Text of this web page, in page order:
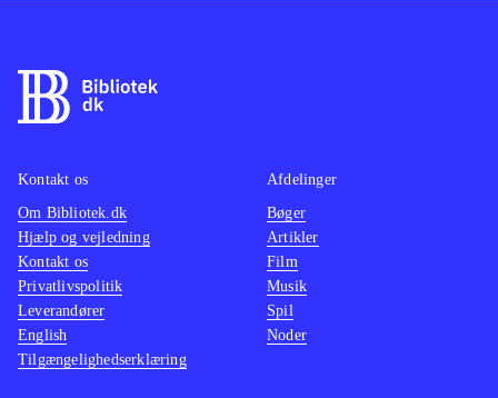
Kontakt os
Om Bibliotek.dk
Hjælp og vejledning
Kontakt os
Privatlivspolitik
Leverandører
English
Tilgængelighedserklæring
Afdelinger
Bøger
Artikler
Film
Musik
Spil
Noder